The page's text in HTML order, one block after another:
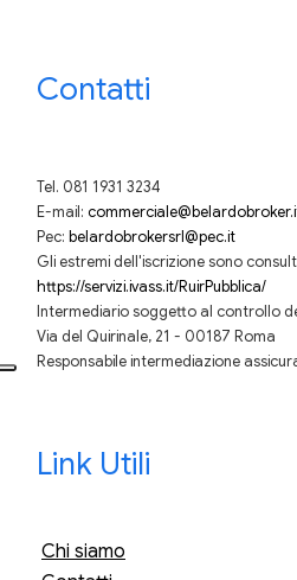
Contatti
Tel. 081 1931 3234
E-mail:
Pec: belardobrokersrl@pec.it
Gli estremi dell'iscrizione sono
https://servizi.ivass.it/RuirPubblica/
Intermediario soggetto al controllo
Via del Quirinale, 21 - 00187 Roma
Responsabile intermediazione
Link Utili
Chi siamo